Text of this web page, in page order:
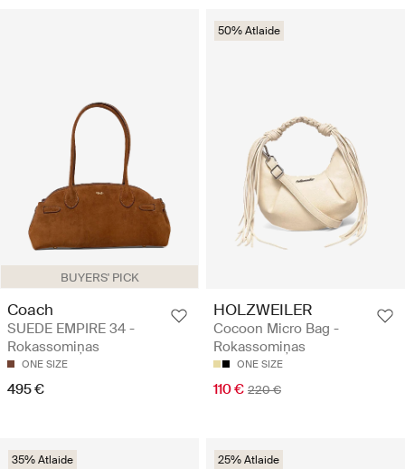
BUYERS' PICK
Coach
SUEDE EMPIRE 34 -
Rokassomiņas
ONE SIZE
495 €
50% Atlaide
HOLZWEILER
Cocoon Micro Bag -
Rokassomiņas
ONE SIZE
110 € 220 €
35% Atlaide 25% Atlaide